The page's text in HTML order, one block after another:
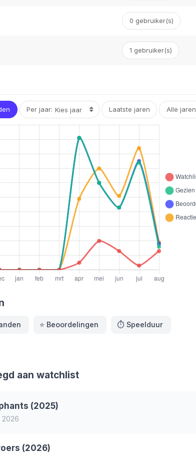
0 gebruiker(s)
1 gebruiker(s)
Per jaar: Laatste jaren Alle jaren
⭐️ Beoordelingen ⏱️ Speelduur
aan watchlist
(2025)
2026
(2026)